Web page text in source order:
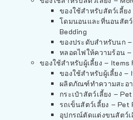
ของใช้สำหรับสัตว์เลี้ยง
โดมนอนและที่นอนสัตว์
Bedding
ของประดับสำหรับนก
หลอดไฟให้ความร้อน
ของใช้สำหรับผู้เลี้ยง – Items
ของใช้สำหรับผู้เลี้ยง –
ผลิตภัณฑ์ทำความสะอ
กระเป๋าสัตว์เลี้ยง –
รถเข็นสัตว์เลี้ยง – Pet
อุปกรณ์ตัดแต่งขนสัตว์เ